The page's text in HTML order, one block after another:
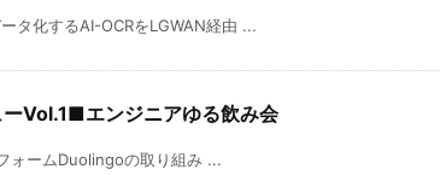
タ化するAI-OCRをLGWAN経由 ...
Vol.1■エンジニアゆる飲み会
ォームDuolingoの取り組み ...